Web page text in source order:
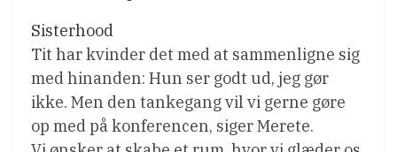
Sisterhood
Tit har kvinder det med at sammenligne sig
med hinanden: Hun ser godt ud, jeg gør
ikke. Men den tankegang vil vi gerne gøre
op med på konferencen, siger Merete.